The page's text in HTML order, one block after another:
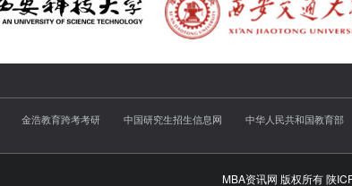
金浩教育跨考考研 中国研究生招生信息网 中华人民共和国教育部
MBA资讯网 版权所有陕